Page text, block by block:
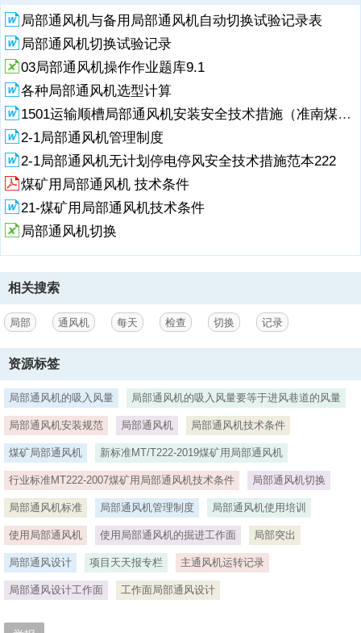
局部通风机每天检查切换记录日期时间区域风机型号安装方式（是否牢
固）风电闭锁（是否正常）风机切换（是否正常）机械部件防爆性能检
查切换人值班人局部通风机每天检查切换记录掘进队 2017年 月
局部通风机与备用局部通风机自动切换试验记录表
局部通风机切换试验记录
03局部通风机操作作业题库9.1
各种局部通风机选型计算
1501运输顺槽局部通风机安装安全技术措施（准南煤矿）（下部安装）
2-1局部通风机管理制度
2-1局部通风机无计划停电停风安全技术措施范本222
煤矿用局部通风机 技术条件
21-煤矿用局部通风机技术条件
局部通风机切换
相关搜索
局部 通风机 每天 检查 切换 记录
资源标签
局部通风机的吸入风量 局部通风机的吸入风量要等于进风巷道的风量
局部通风机安装规范 局部通风机 局部通风机技术条件
煤矿局部通风机 新标准MT/T222-2019煤矿用局部通风机
行业标准MT222-2007煤矿用局部通风机技术条件 局部通风机切换
局部通风机标准 局部通风机管理制度 局部通风机使用培训
使用局部通风机 使用局部通风机的掘进工作面 局部突出
局部通风设计 项目天天报专栏 主通风机运转记录
局部通风设计工作面 工作面局部通风设计